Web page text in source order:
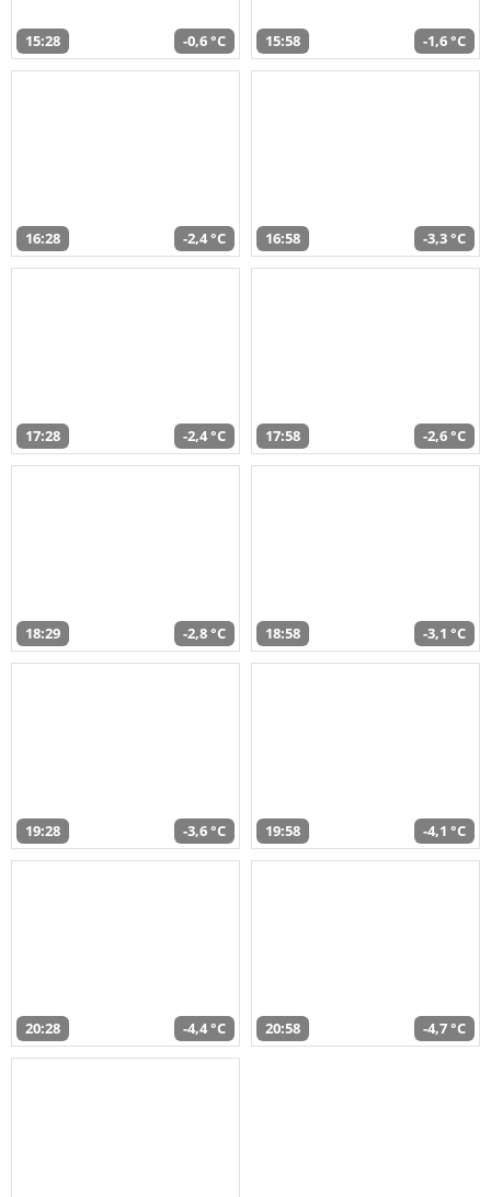
15:28 -0,6 °C 15:58 -1,6 °C
16:28 -2,4 °C 16:58 -3,3 °C
17:28 -2,4 °C 17:58 -2,6 °C
18:29 -2,8 °C 18:58 -3,1 °C
19:28 -3,6 °C 19:58 -4,1 °C
20:28 -4,4 °C 20:58 -4,7 °C